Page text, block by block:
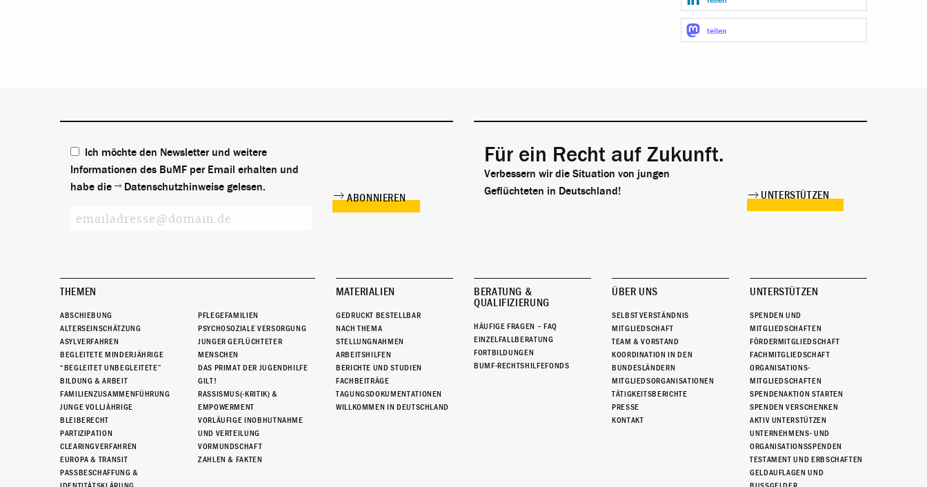
teilen
Ich möchte den Newsletter und weitere
Informationen des BuMF per Email erhalten und
habe die
Datenschutzhinweise gelesen.
Für ein Recht auf Zukunft.
Verbessern wir die Situation von jungen
Geflüchteten in Deutschland!
UNTERSTÜTZEN
THEMEN
ABSCHIEBUNG
ALTERSEINSCHÄTZUNG
ASYLVERFAHREN
BEGLEITETE MINDERJÄHRIGE
“BEGLEITET UNBEGLEITETE”
BILDUNG & ARBEIT
FAMILIENZUSAMMENFÜHRUNG
JUNGE VOLLJÄHRIGE
BLEIBERECHT
PARTIZIPATION
CLEARINGVERFAHREN
EUROPA & TRANSIT
PASSBESCHAFFUNG &
PFLEGEFAMILIEN
PSYCHOSOZIALE VERSORGUNG
JUNGER GEFLÜCHTETER
MENSCHEN
DAS PRIMAT DER JUGENDHILFE
GILT!
RASSISMUS(-KRITIK) &
EMPOWERMENT
VORLÄUFIGE INOBHUTNAHME
UND VERTEILUNG
VORMUNDSCHAFT
ZAHLEN & FAKTEN
MATERIALIEN
GEDRUCKT BESTELLBAR
NACH THEMA
STELLUNGNAHMEN
ARBEITSHILFEN
BERICHTE UND STUDIEN
FACHBEITRÄGE
TAGUNGSDOKUMENTATIONEN
WILLKOMMEN IN DEUTSCHLAND
BERATUNG &
QUALIFIZIERUNG
HÄUFIGE FRAGEN – FAQ
EINZELFALLBERATUNG
FORTBILDUNGEN
BUMF-RECHTSHILFEFONDS
ÜBER UNS
SELBSTVERSTÄNDNIS
MITGLIEDSCHAFT
TEAM & VORSTAND
KOORDINATION IN DEN
BUNDESLÄNDERN
MITGLIEDSORGANISATIONEN
TÄTIGKEITSBERICHTE
PRESSE
KONTAKT
UNTERSTÜTZEN
SPENDEN UND
MITGLIEDSCHAFTEN
FÖRDERMITGLIEDSCHAFT
FACHMITGLIEDSCHAFT
ORGANISATIONS-
MITGLIEDSCHAFTEN
SPENDENAKTION STARTEN
SPENDEN VERSCHENKEN
AKTIV UNTERSTÜTZEN
UNTERNEHMENS- UND
ORGANISATIONSSPENDEN
TESTAMENT UND ERBSCHAFTEN
GELDAUFLAGEN UND